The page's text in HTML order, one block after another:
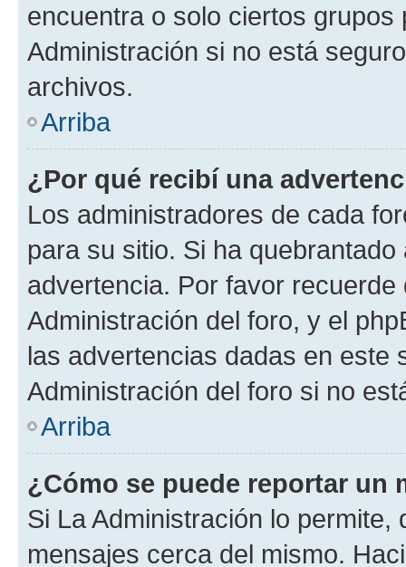
encuentra o solo ciertos
Administración si no está
archivos.
Arriba
¿Por qué recibí una
Los administradores de cada
para su sitio. Si ha
advertencia. Por favor
Administración del foro, y el
las advertencias dadas en este
Administración del foro si no
Arriba
¿Cómo se puede reportar un
Si La Administración lo
mensajes cerca del mismo.